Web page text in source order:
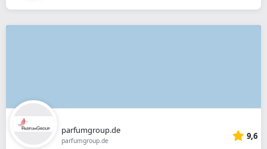
parfumgroup.de
parfumgroup.de 9,6